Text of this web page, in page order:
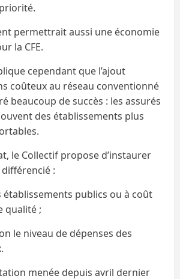
permettrait aussi une économie
la CFE.
cependant que l’ajout
coûteux au réseau conventionné
beaucoup de succès : les assurés
des établissements plus
le Collectif propose d’instaurer
:
établissements publics ou à coût
qualité ;
le niveau de dépenses des
menée depuis avril dernier